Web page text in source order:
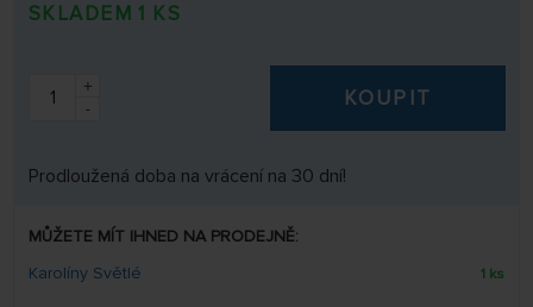
SKLADEM 1 KS
+
-
KOUPIT
Prodloužená doba na vrácení na 30 dní!
MŮŽETE MÍT IHNED NA PRODEJNĚ:
Karolíny Světlé
1 ks